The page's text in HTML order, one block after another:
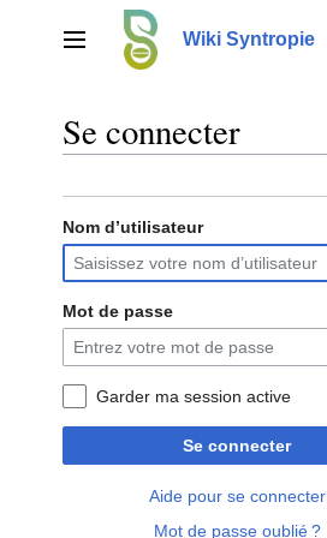
contenu Menu principalWiki Syntropie
Se connecter
Nom d’utilisateur
Mot de passe
Garder ma session active
Se connecter
Aide pour se connecter
Mot de passe oublié ?